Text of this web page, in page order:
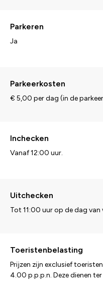
Parkeren
Ja
Parkeerkosten
€ 5,00 per dag (in de
Inchecken
Vanaf 12:00 uur.
Uitchecken
Tot 11:00 uur op de dag van
Toeristenbelasting
Prijzen zijn exclusief
4.00 p.p.p.n. Deze dienen